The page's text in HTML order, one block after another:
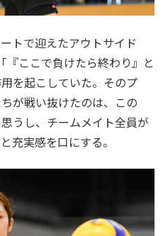
トで迎えたアウトサイド
『ここで負けたら終わり』と
を起こしていた。そのプ
が戦い抜けたのは、この
うし、チームメイト全員が
充実感を口にする。